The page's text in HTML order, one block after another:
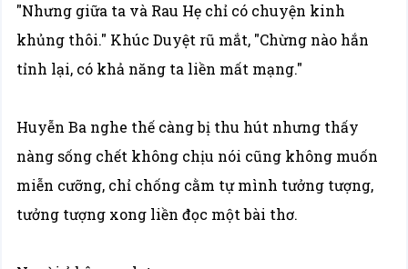
"Nhưng giữa ta và Rau Hẹ chỉ có chuyện kinh
khủng thôi." Khúc Duyệt rũ mắt, "Chừng nào hắn
tỉnh lại, có khả năng ta liền mất mạng."
Huyễn Ba nghe thế càng bị thu hút nhưng thấy
nàng sống chết không chịu nói cũng không muốn
miễn cưỡng, chỉ chống cằm tự mình tưởng tượng,
tưởng tượng xong liền đọc một bài thơ.